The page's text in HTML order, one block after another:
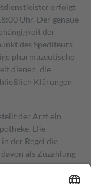
erfolgt
Uhr. Der genaue
der
des Spediteurs
pharmazeutische
dienen, die
Klärungen
der Arzt ein
Die
der Regel die
als Zuzahlung
Höhe von zehn